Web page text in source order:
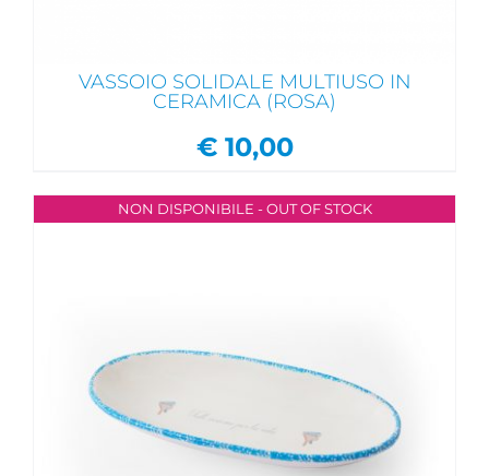
VASSOIO SOLIDALE MULTIUSO IN
CERAMICA (ROSA)
€10,00
NON DISPONIBILE - OUT OF STOCK